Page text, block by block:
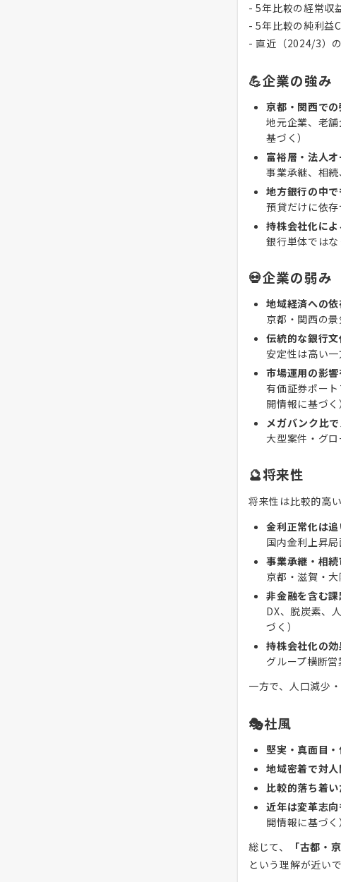
- 5年比較の経常収
- 5年比較の純利益
- 直近（2024/3）
💪企業の強み
京都・関西で
地元企業、老
基づく）
富裕層・法人
事業承継、相
地方銀行の中
預貸だけに依
持株会社化に
銀行単体では
💀企業の弱み
地域経済への
京都・関西の
伝統的な銀行
安定性は高い
市場運用の影
有価証券ポー
開情報に基づく
メガバンク比
大型案件・グロ
🔮将来性
将来性は比較的高
金利正常化は
国内金利上昇
事業承継・相
京都・滋賀・
非金融を含む
DX、脱炭素、
づく）
持株会社化の
グループ横断
一方で、人口減少
🎭社風
堅実・真面目
地域密着で対
比較的落ち着
近年は変革志
開情報に基づく
総じて、
「古都・
という理解が近いで